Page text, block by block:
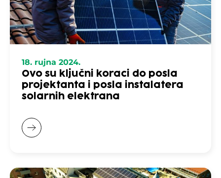
18. rujna 2024.
Ovo su ključni koraci do posla
projektanta i posla instalatera
solarnih elektrana